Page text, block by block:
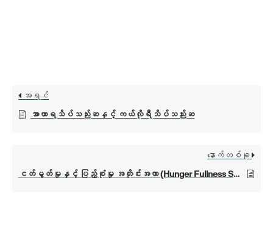
အရင်
အာဟာရသိပ်သည်းဆနှင့် ကယ်လိုရီသိပ်သည်းဆ
နောက်တစ်ခု
ငတ်မွတ်မှုနှင့် ပြည့်စုံမှု အတိုင်းအတာ (Hunger Fullness Scale)